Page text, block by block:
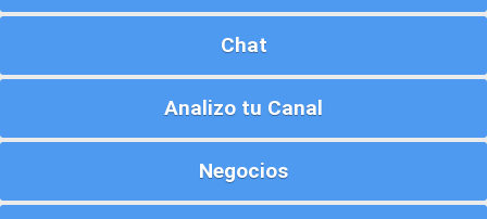
Chat
Analizo tu Canal
Negocios